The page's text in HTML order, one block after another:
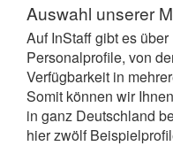
Auswahl unserer
Auf InStaff gibt es
Personalprofile, von
Verfügbarkeit in
Somit können wir
in ganz Deutschland
hier zwölf